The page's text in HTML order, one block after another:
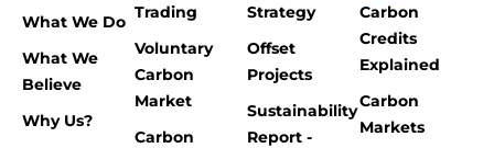
What We Do
What We
Believe
Why Us?
Trading
Voluntary
Carbon
Market
Carbon
Strategy
Offset
Projects
Sustainability
Report -
Carbon
Credits
Explained
Carbon
Markets